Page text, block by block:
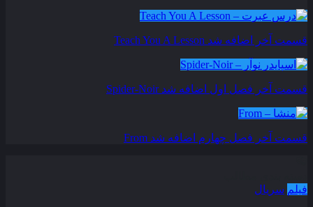
قسمت آخر اضافه شد Teach You A Lesson
قسمت آخر فصل اول اضافه شد Spider-Noir
قسمت آخر فصل چهارم اضافه شد From
فیلم سریال